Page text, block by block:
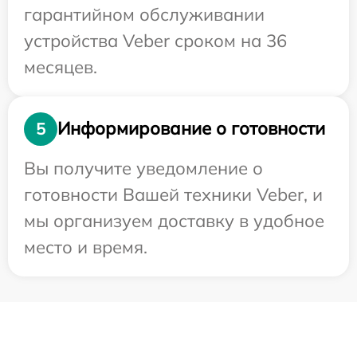
гарантийном обслуживании
устройства Veber сроком на 36
месяцев.
5
Информирование о готовности
Вы получите уведомление о
готовности Вашей техники Veber, и
мы организуем доставку в удобное
место и время.